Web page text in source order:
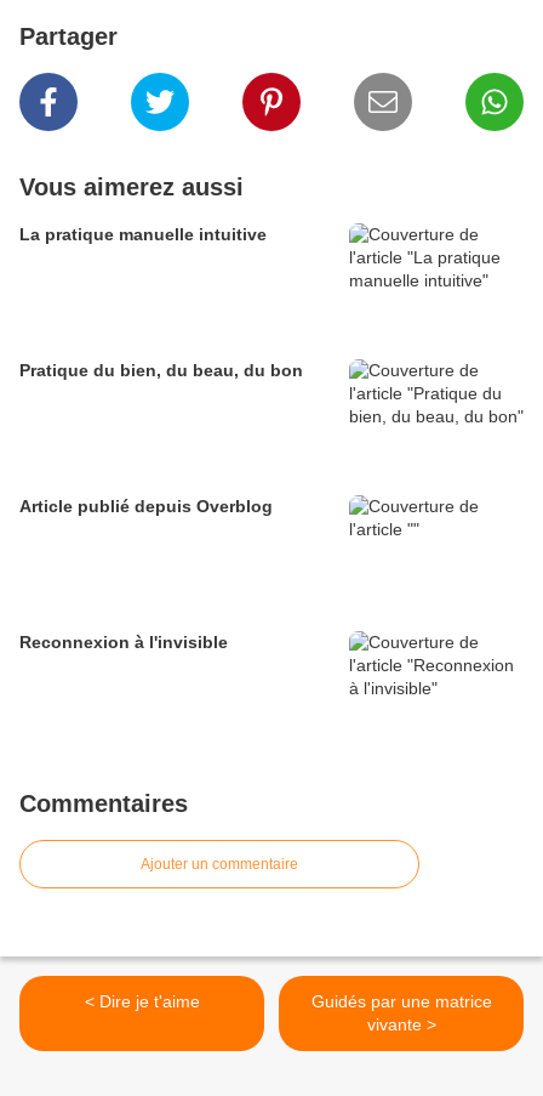
Partager
Vous aimerez aussi
La pratique manuelle intuitive
Pratique du bien, du beau, du bon
Article publié depuis Overblog
Reconnexion à l'invisible
Commentaires
Ajouter un commentaire
< Dire je t'aime
Guidés par une matrice
vivante >